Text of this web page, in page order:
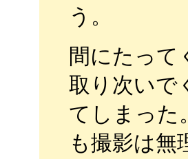
う。
間にたって
取り次いで
てしまった
も撮影は無